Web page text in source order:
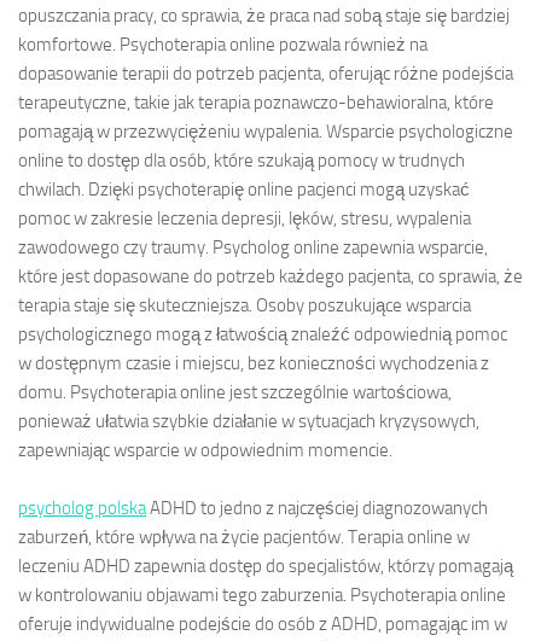
opuszczania pracy, co sprawia, że praca nad sobą staje się bardziej
komfortowe. Psychoterapia online pozwala również na
dopasowanie terapii do potrzeb pacjenta, oferując różne podejścia
terapeutyczne, takie jak terapia poznawczo-behawioralna, które
pomagają w przezwyciężeniu wypalenia. Wsparcie psychologiczne
online to dostęp dla osób, które szukają pomocy w trudnych
chwilach. Dzięki psychoterapię online pacjenci mogą uzyskać
pomoc w zakresie leczenia depresji, lęków, stresu, wypalenia
zawodowego czy traumy. Psycholog online zapewnia wsparcie,
które jest dopasowane do potrzeb każdego pacjenta, co sprawia, że
terapia staje się skuteczniejsza. Osoby poszukujące wsparcia
psychologicznego mogą z łatwością znaleźć odpowiednią pomoc
w dostępnym czasie i miejscu, bez konieczności wychodzenia z
domu. Psychoterapia online jest szczególnie wartościowa,
ponieważ ułatwia szybkie działanie w sytuacjach kryzysowych,
zapewniając wsparcie w odpowiednim momencie.
psycholog polskaADHD to jedno z najczęściej diagnozowanych
zaburzeń, które wpływa na życie pacjentów. Terapia online w
leczeniu ADHD zapewnia dostęp do specjalistów, którzy pomagają
w kontrolowaniu objawami tego zaburzenia. Psychoterapia online
oferuje indywidualne podejście do osób z ADHD, pomagając im w